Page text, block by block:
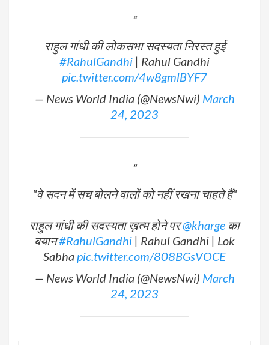
राहुल गांधी की लोकसभा सदस्यता निरस्त हुई
#RahulGandhi | Rahul Gandhi
pic.twitter.com/4w8gmlBYF7
— News World India (@NewsNwi) March
24, 2023
"वे सदन में सच बोलने वालों को नहीं रखना चाहते हैं"
राहुल गांधी की सदस्यता ख़त्म होने पर@kharge का
बयान#RahulGandhi | Rahul Gandhi | Lok
Sabha pic.twitter.com/808BGsVOCE
— News World India (@NewsNwi) March
24, 2023